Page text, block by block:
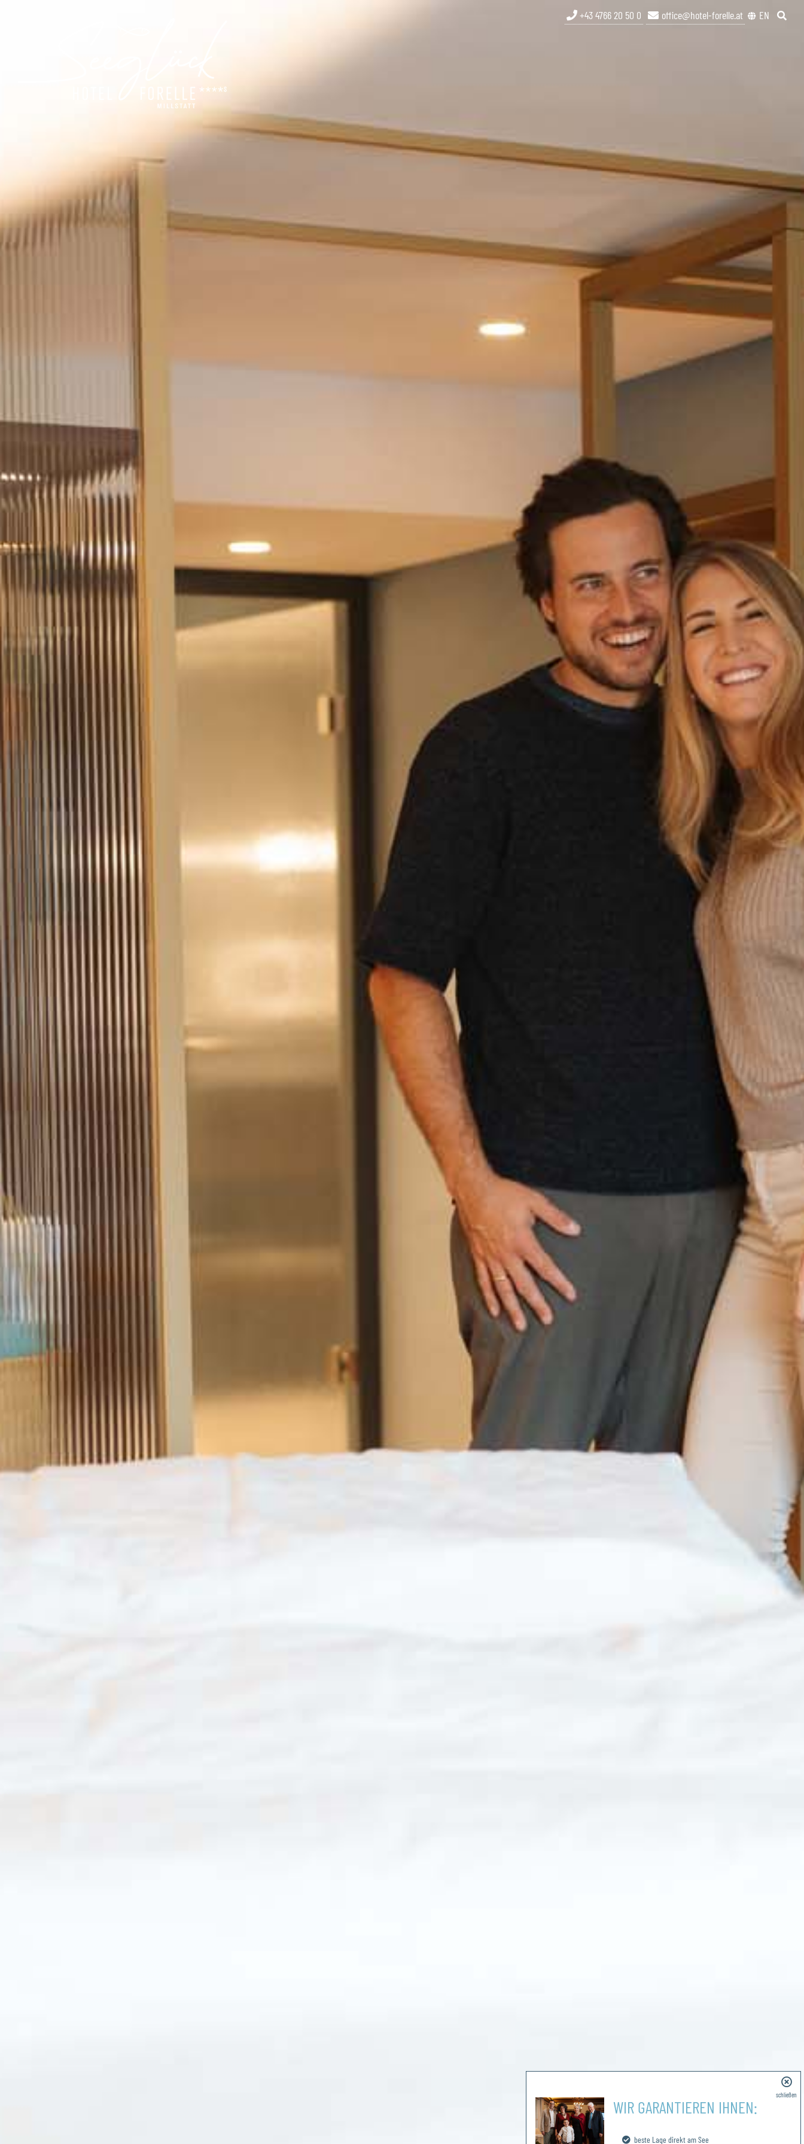
EN
office@hotel-forelle.at
+43 4766 20 50 0
schließen
WIR GARANTIEREN IHNEN:
beste Lage direkt am See